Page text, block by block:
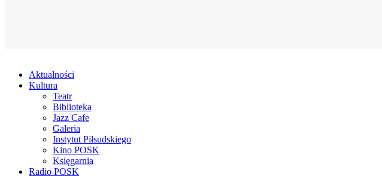
Aktualności
Kultura
Teatr
Biblioteka
Jazz Cafe
Galeria
Instytut Piłsudskiego
Kino POSK
Księgarnia
Radio POSK